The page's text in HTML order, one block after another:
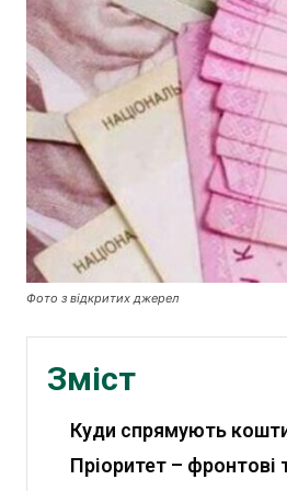
Фото з відкритих джерел
Зміст
Куди спрямують
Пріоритет – фронтові